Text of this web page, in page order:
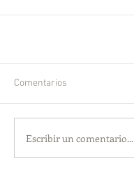
Comentarios
Escribir un comentario...